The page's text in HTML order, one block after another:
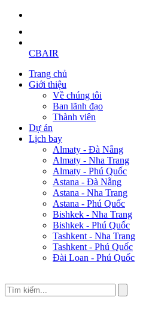
CBAIR
Trang chủ
Giới thiệu
Về chúng tôi
Ban lãnh đạo
Thành viên
Dự án
Lịch bay
Almaty - Đà Nẵng
Almaty - Nha Trang
Almaty - Phú Quốc
Astana - Đà Nẵng
Astana - Nha Trang
Astana - Phú Quốc
Bishkek - Nha Trang
Bishkek - Phú Quốc
Tashkent - Nha Trang
Tashkent - Phú Quốc
Đài Loan - Phú Quốc